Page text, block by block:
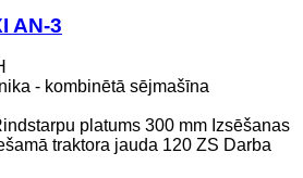
AN-3
- kombinētā sējmašīna
platums 300 mm Izsēšanas
traktora jauda 120 ZS Darba